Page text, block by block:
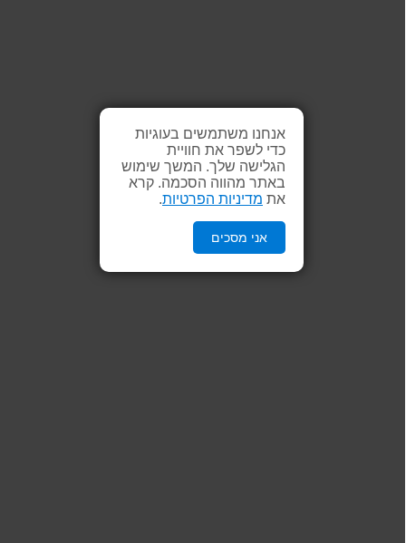
אנחנו משתמשים בעוגיות
כדי לשפר את חוויית
הגלישה שלך. המשך שימוש
באתר מהווה הסכמה. קרא
את מדיניות הפרטיות.
אני מסכים